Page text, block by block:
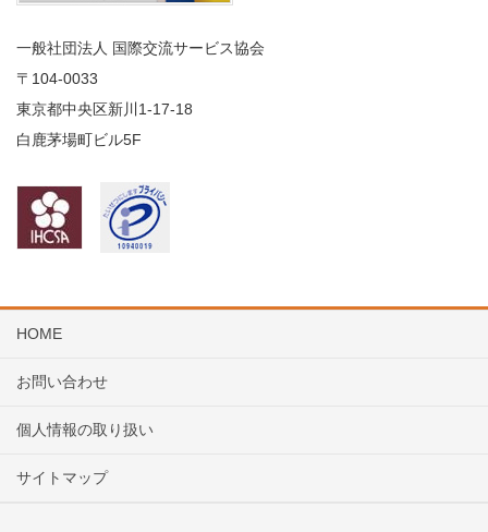
一般社団法人 国際交流サービス協会
〒104-0033
東京都中央区新川1-17-18
白鹿茅場町ビル5F
HOME
お問い合わせ
個人情報の取り扱い
サイトマップ